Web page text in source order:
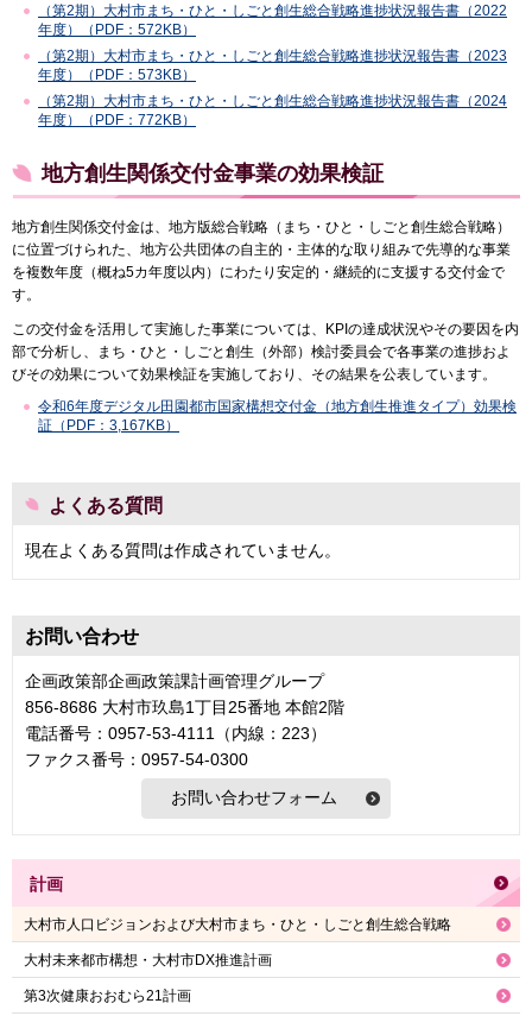
（第2期）大村市まち・ひと・しごと創生総合戦略進捗状況報告書（2022
年度）（PDF：572KB）
（第2期）大村市まち・ひと・しごと創生総合戦略進捗状況報告書（2023
年度）（PDF：573KB）
（第2期）大村市まち・ひと・しごと創生総合戦略進捗状況報告書（2024
年度）（PDF：772KB）
地方創生関係交付金事業の効果検証
地方創生関係交付金は、地方版総合戦略（まち・ひと・しごと創生総合戦略）
に位置づけられた、地方公共団体の自主的・主体的な取り組みで先導的な事業
を複数年度（概ね5カ年度以内）にわたり安定的・継続的に支援する交付金で
す。
この交付金を活用して実施した事業については、KPIの達成状況やその要因を内
部で分析し、まち・ひと・しごと創生（外部）検討委員会で各事業の進捗およ
びその効果について効果検証を実施しており、その結果を公表しています。
令和6年度デジタル田園都市国家構想交付金（地方創生推進タイプ）効果検
証（PDF：3,167KB）
よくある質問
現在よくある質問は作成されていません。
お問い合わせ
企画政策部企画政策課計画管理グループ
856-8686 大村市玖島1丁目25番地 本館2階
電話番号：0957-53-4111（内線：223）
ファクス番号：0957-54-0300
計画
大村市人口ビジョンおよび大村市まち・ひと・しごと創生総合戦略
大村未来都市構想・大村市DX推進計画
第3次健康おおむら21計画